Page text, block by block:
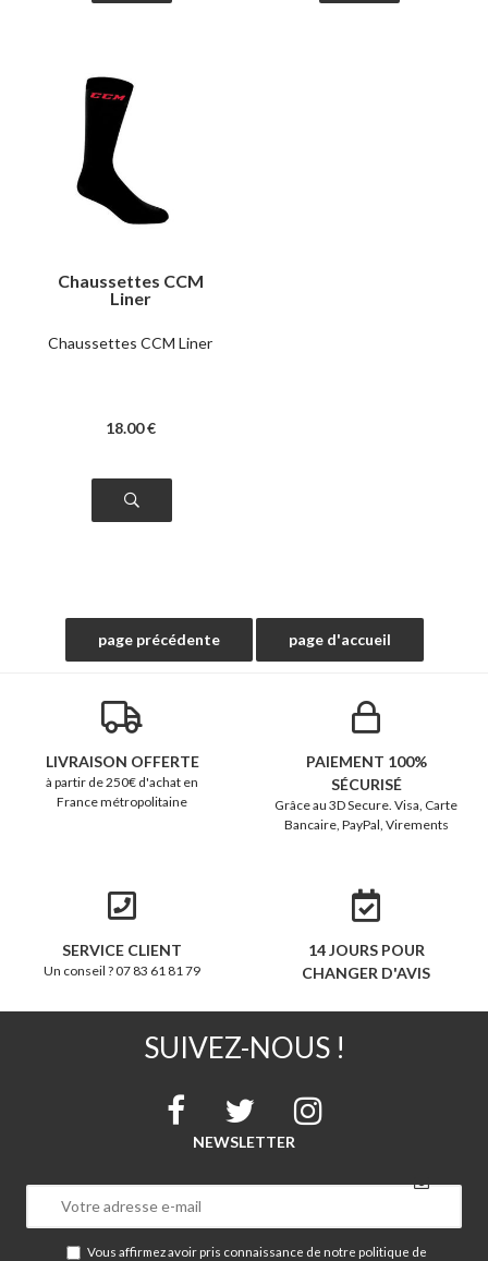
Chaussettes CCM
Liner
Chaussettes CCM Liner
18.00 €
LIVRAISON OFFERTE
à partir de 250€ d'achat en
France métropolitaine
PAIEMENT 100%
SÉCURISÉ
Grâce au 3D Secure. Visa, Carte
Bancaire, PayPal, Virements
SERVICE CLIENT
Un conseil ? 07 83 61 81 79
14 JOURS POUR
CHANGER D'AVIS
SUIVEZ-NOUS !
NEWSLETTER
Vous affirmez avoir pris connaissance de notre politique de